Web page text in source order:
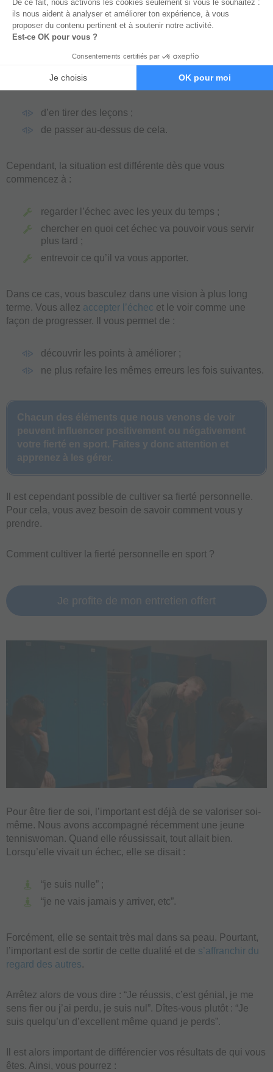
énormément de leçons. Il fautcroire en soipour atteindre les
sommets.
L’échec est effectivement difficile à gérer si vous le regardez
sur le court terme. Vous verrez que vous avez raté ce que
vous souhaitiez faire. Dans ce cas, il vous sera difficile :
d’en tirer des leçons ;
de passer au-dessus de cela.
Cependant, la situation est différente dès que vous
commencez à :
regarder l’échec avec les yeux du temps ;
chercher en quoi cet échec va pouvoir vous servir
plus tard ;
entrevoir ce qu’il va vous apporter.
Dans ce cas, vous basculez dans une vision à plus long
terme. Vous allez accepter l’échec et le voir comme une
façon de progresser. Il vous permet de :
découvrir les points à améliorer ;
ne plus refaire les mêmes erreurs les fois suivantes.
Chacun des éléments que nous venons de voir
peuvent influencer positivement ou négativement
votre fierté en sport. Faites y donc attention et
apprenez à les gérer.
Il est cependant possible de cultiver sa fierté personnelle.
Pour cela, vous avez besoin de savoir comment vous y
prendre.
Comment cultiver la fierté personnelle en sport ?
Je profite de mon entretien offert
Pour être fier de soi, l’important est déjà de se valoriser soi-
même. Nous avons accompagné récemment une jeune
tenniswoman. Quand elle réussissait, tout allait bien.
Lorsqu’elle vivait un échec, elle se disait :
“je suis nulle” ;
“je ne vais jamais y arriver, etc”.
Forcément, elle se sentait très mal dans sa peau. Pourtant,
l’important est de sortir de cette dualité et de s’affranchir du
regard des autres.
Arrêtez alors de vous dire : “Je réussis, c’est génial, je me
sens fier ou j’ai perdu, je suis nul”. Dîtes-vous plutôt : “Je
suis quelqu’un d’excellent même quand je perds”.
Il est alors important de différencier vos résultats de qui vous
êtes. Ainsi, vous pourrez :